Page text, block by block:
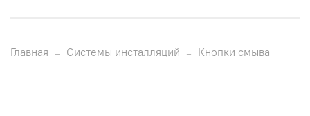
Главная Системы инсталляций Кнопки смыва